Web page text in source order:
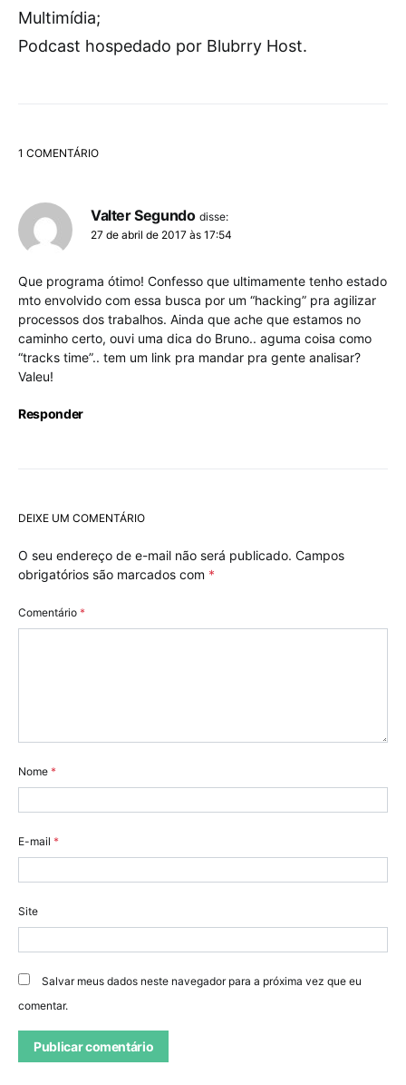
Multimídia;
Podcast hospedado por Blubrry Host.
1 COMENTÁRIO
Valter Segundo disse:
27 de abril de 2017 às 17:54
Que programa ótimo! Confesso que ultimamente tenho estado
mto envolvido com essa busca por um “hacking” pra agilizar
processos dos trabalhos. Ainda que ache que estamos no
caminho certo, ouvi uma dica do Bruno.. aguma coisa como
“tracks time”.. tem um link pra mandar pra gente analisar?
Valeu!
Responder
DEIXE UM COMENTÁRIO
O seu endereço de e-mail não será publicado. Campos
obrigatórios são marcados com *
Comentário *
Nome *
E-mail *
Site
Salvar meus dados neste navegador para a próxima vez que eu
comentar.